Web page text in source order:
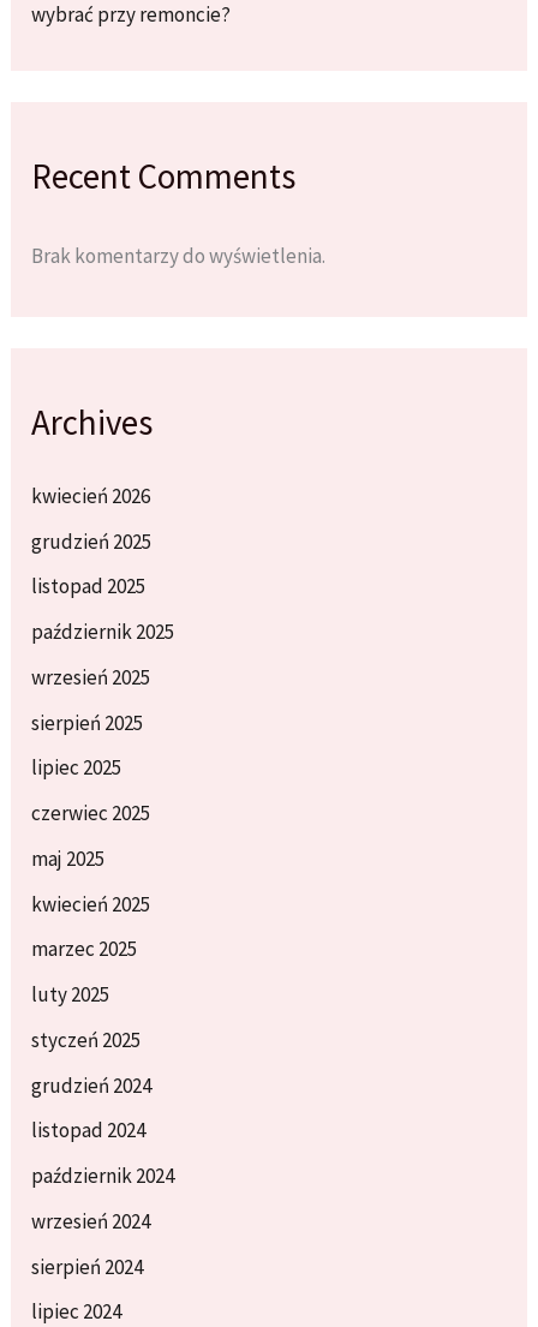
wybrać przy remoncie?
Recent Comments
Brak komentarzy do wyświetlenia.
Archives
kwiecień 2026
grudzień 2025
listopad 2025
październik 2025
wrzesień 2025
sierpień 2025
lipiec 2025
czerwiec 2025
maj 2025
kwiecień 2025
marzec 2025
luty 2025
styczeń 2025
grudzień 2024
listopad 2024
październik 2024
wrzesień 2024
sierpień 2024
lipiec 2024